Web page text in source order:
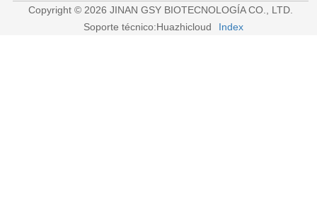
Copyright © 2026 JINAN GSY BIOTECNOLOGÍA CO., LTD.
Soporte técnico:Huazhicloud
Index